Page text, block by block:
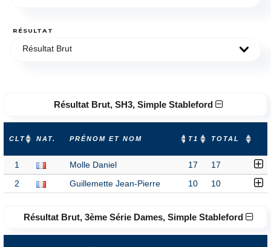
RÉSULTAT
Résultat Brut
Résultat Brut, SH3, Simple Stableford
CLT NAT. PRÉNOM ET NOM T1 TOTAL
1 Molle Daniel 17 17
2 Guillemette Jean-Pierre 10 10
Résultat Brut, 3ème Série Dames, Simple Stableford